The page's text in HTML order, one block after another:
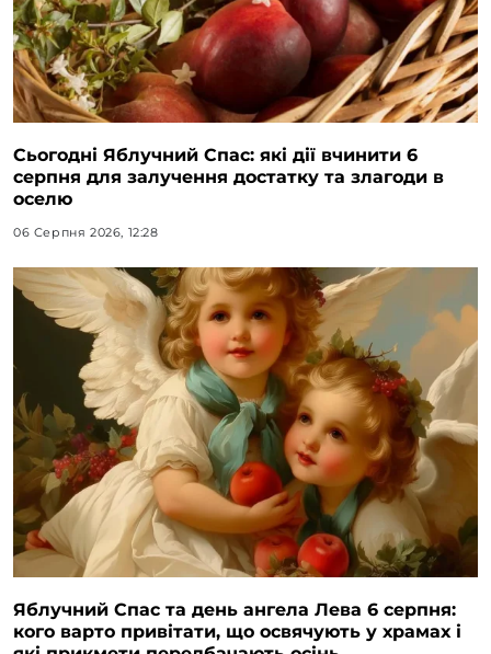
Сьогодні Яблучний Спас: які дії вчинити 6
серпня для залучення достатку та злагоди в
оселю
06 Серпня 2026, 12:28
Яблучний Спас та день ангела Лева 6 серпня:
кого варто привітати, що освячують у храмах і